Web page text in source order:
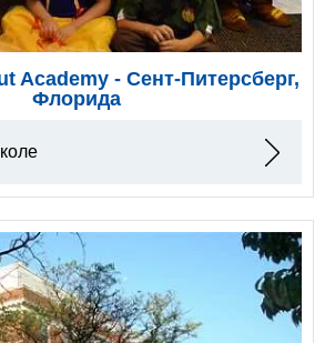
Academy - Сент-Питерсберг,
Флорида